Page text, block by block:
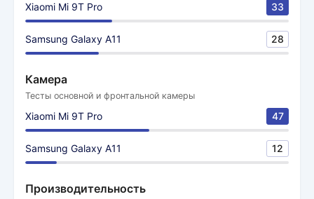
Xiaomi Mi 9T Pro 33
Samsung Galaxy A11 28
Камера
Тесты основной и фронтальной камеры
Xiaomi Mi 9T Pro 47
Samsung Galaxy A11 12
Производительность